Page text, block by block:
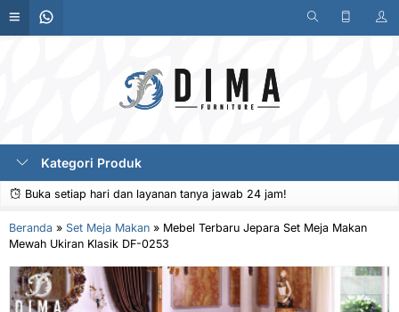
Kategori Produk
Buka setiap hari dan layanan tanya jawab 24 jam!
Beranda » Set Meja Makan » Mebel Terbaru Jepara Set Meja Makan
Mewah Ukiran Klasik DF-0253